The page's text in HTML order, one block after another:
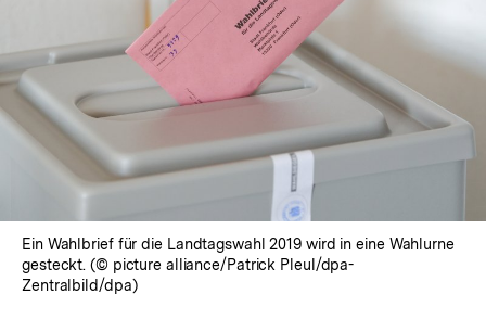
Ein Wahlbrief für die Landtagswahl 2019 wird in eine Wahlurne
gesteckt. (© picture alliance/Patrick Pleul/dpa-
Zentralbild/dpa)